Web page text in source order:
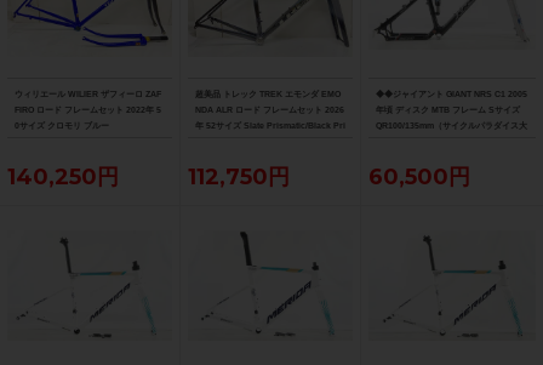
ウィリエール WILIER ザフィーロ ZAF
FIRO ロード フレームセット 2022年 5
0サイズ クロモリ ブルー
140,250円
超美品 トレック TREK エモンダ EMO
NDA ALR ロード フレームセット 2026
年 52サイズ Slate Prismatic/Black Pri
112,750円
◆◆ジャイアント GIANT NRS C1 2005
年頃 ディスク MTB フレーム Sサイズ
QR100/135mm（サイクルパラダイス大
60,500円